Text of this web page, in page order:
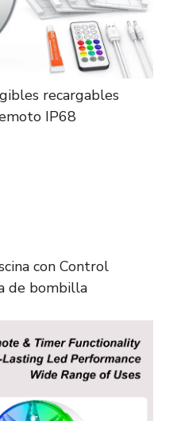
recargables
IP68
con Control
de bombilla